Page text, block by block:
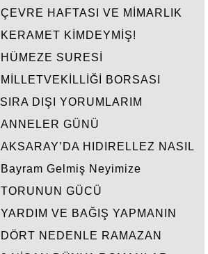
ÇEVRE HAFTASI VE MİMARLIK
KERAMET KİMDEYMİŞ!
HÜMEZE SURESİ
MİLLETVEKİLLİĞİ BORSASI
SIRA DIŞI YORUMLARIM
ANNELER GÜNÜ
AKSARAY’DA HIDIRELLEZ NASIL
Bayram Gelmiş Neyimize
TORUNUN GÜCÜ
YARDIM VE BAĞIŞ YAPMANIN
DÖRT NEDENLE RAMAZAN